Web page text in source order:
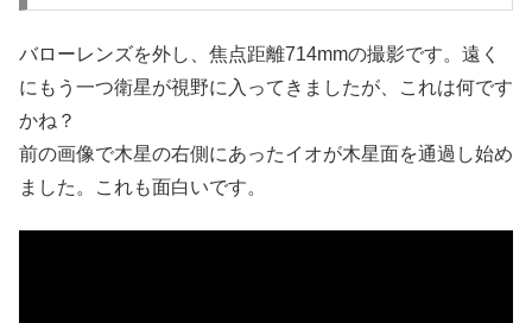
バローレンズを外し、焦点距離714mmの撮影です。遠く
にもう一つ衛星が視野に入ってきましたが、これは何です
かね？
前の画像で木星の右側にあったイオが木星面を通過し始め
ました。これも面白いです。